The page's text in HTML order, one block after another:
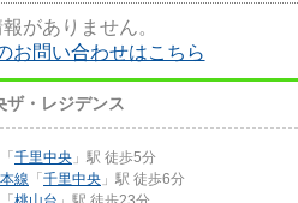
がありません。
お問い合わせはこちら
ザ・レジデンス
「 千里中央 」駅 徒歩5分
線 「 千里中央 」駅 徒歩6分